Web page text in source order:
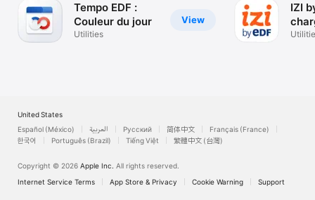
View
Tempo EDF :
Couleur du jour
Utilities
IZI
United States
Español (México)
العربية Русский 简体中文
Français (France)
한국어
Português (Brazil) Tiếng Việt 繁體中文 (台灣)
Copyright © 2026 Apple Inc. All rights reserved.
Internet Service Terms
App Store & Privacy Cookie Warning Support